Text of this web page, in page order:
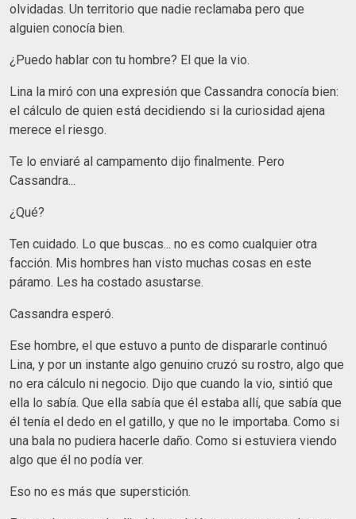
olvidadas. Un territorio que nadie reclamaba pero que
alguien conocía bien.
¿Puedo hablar con tu hombre? El que la vio.
Lina la miró con una expresión que Cassandra conocía bien:
el cálculo de quien está decidiendo si la curiosidad ajena
merece el riesgo.
Te lo enviaré al campamento dijo finalmente. Pero
Cassandra...
¿Qué?
Ten cuidado. Lo que buscas... no es como cualquier otra
facción. Mis hombres han visto muchas cosas en este
páramo. Les ha costado asustarse.
Cassandra esperó.
Ese hombre, el que estuvo a punto de dispararle continuó
Lina, y por un instante algo genuino cruzó su rostro, algo que
no era cálculo ni negocio. Dijo que cuando la vio, sintió que
ella lo sabía. Que ella sabía que él estaba allí, que sabía que
él tenía el dedo en el gatillo, y que no le importaba. Como si
una bala no pudiera hacerle daño. Como si estuviera viendo
algo que él no podía ver.
Eso no es más que superstición.